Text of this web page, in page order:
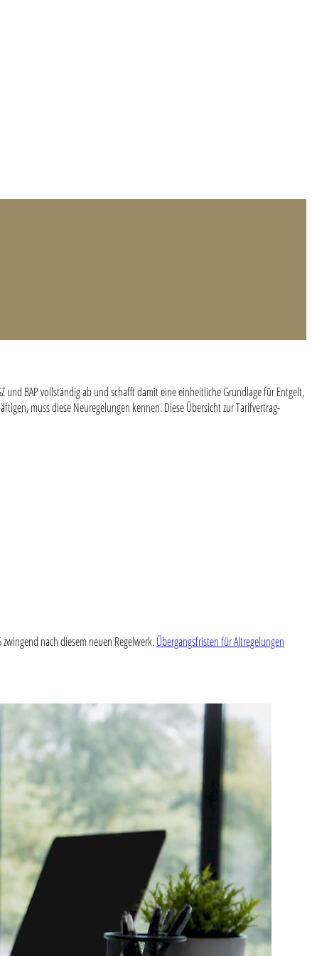
und BAP vollständig ab und schafft damit eine einheitliche Grundlage für Entgelt,
muss diese Neuregelungen kennen. Diese Übersicht zur Tarifvertrag-
nach diesem neuen Regelwerk.Übergangsfristen für Altregelungen